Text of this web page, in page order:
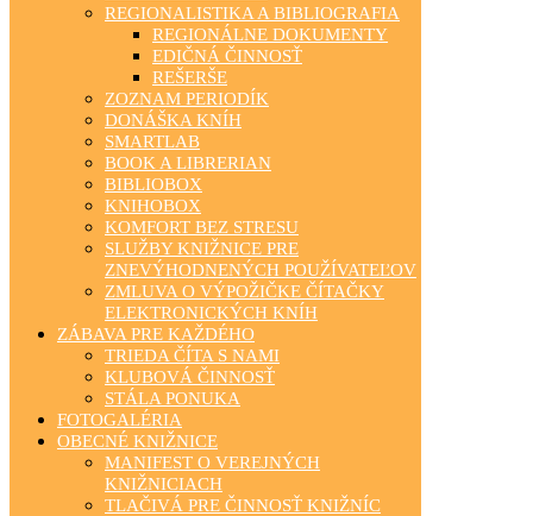
REGIONALISTIKA A BIBLIOGRAFIA
REGIONÁLNE DOKUMENTY
EDIČNÁ ČINNOSŤ
REŠERŠE
ZOZNAM PERIODÍK
DONÁŠKA KNÍH
SMARTLAB
BOOK A LIBRERIAN
BIBLIOBOX
KNIHOBOX
KOMFORT BEZ STRESU
SLUŽBY KNIŽNICE PRE
ZNEVÝHODNENÝCH POUŽÍVATEĽOV
ZMLUVA O VÝPOŽIČKE ČÍTAČKY
ELEKTRONICKÝCH KNÍH
ZÁBAVA PRE KAŽDÉHO
TRIEDA ČÍTA S NAMI
KLUBOVÁ ČINNOSŤ
STÁLA PONUKA
FOTOGALÉRIA
OBECNÉ KNIŽNICE
MANIFEST O VEREJNÝCH
KNIŽNICIACH
TLAČIVÁ PRE ČINNOSŤ KNIŽNÍC